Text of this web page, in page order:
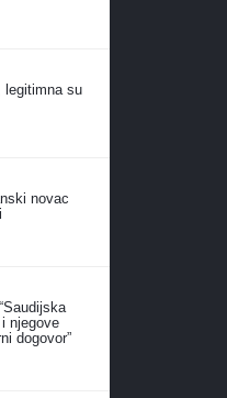
legitimna su
novac
njegove
dogovor”